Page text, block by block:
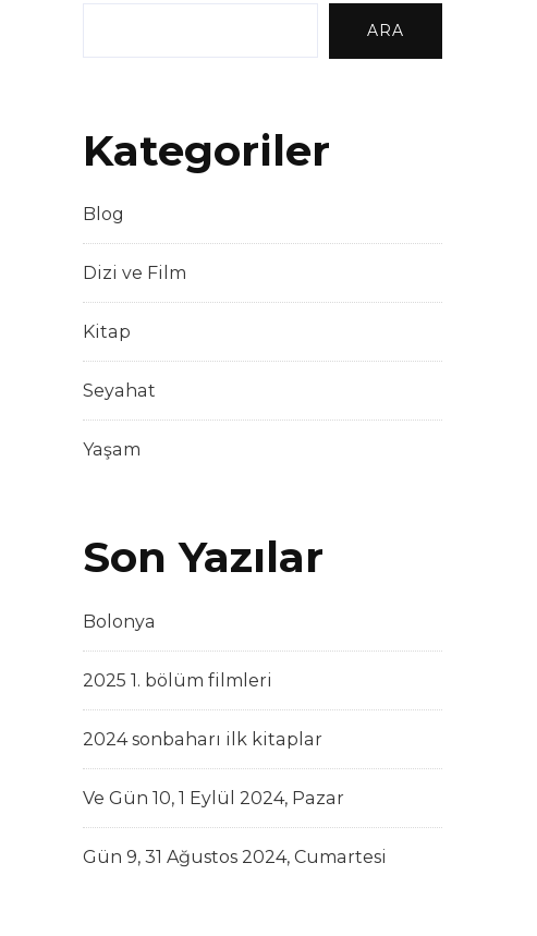
ARA
Kategoriler
Blog
Dizi ve Film
Kitap
Seyahat
Yaşam
Son Yazılar
Bolonya
2025 1. bölüm filmleri
2024 sonbaharı ilk kitaplar
Ve Gün 10, 1 Eylül 2024, Pazar
Gün 9, 31 Ağustos 2024, Cumartesi